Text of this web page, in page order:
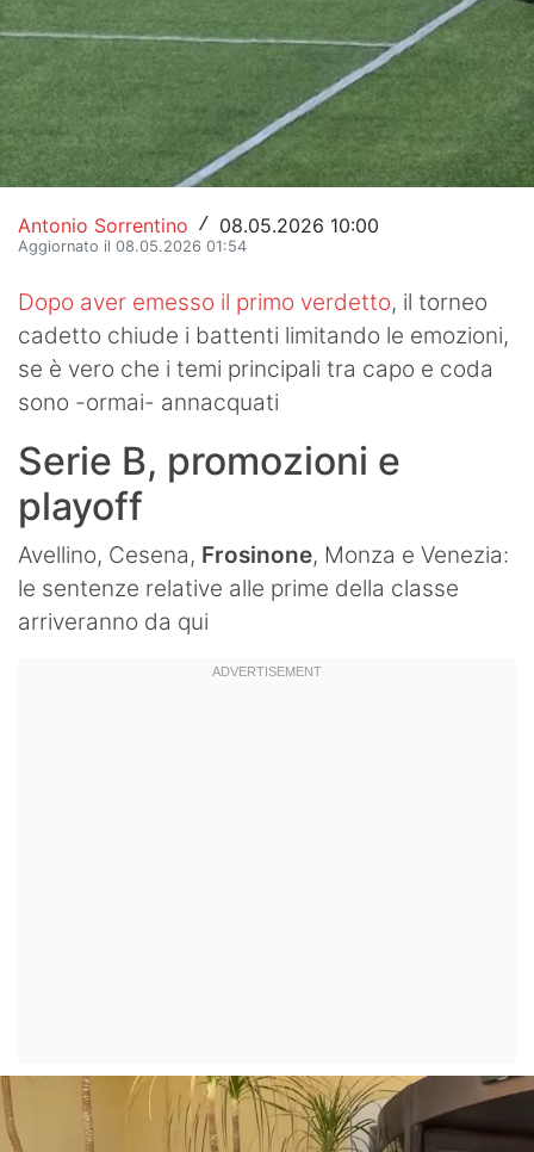
Antonio Sorrentino / 08.05.2026 10:00
Aggiornato il 08.05.2026 01:54
Dopo aver emesso il primo verdetto, il torneo
cadetto chiude i battenti limitando le emozioni,
se è vero che i temi principali tra capo e coda
sono -ormai- annacquati
Serie B, promozioni e
playoff
Avellino, Cesena, Frosinone, Monza e Venezia:
le sentenze relative alle prime della classe
arriveranno da qui